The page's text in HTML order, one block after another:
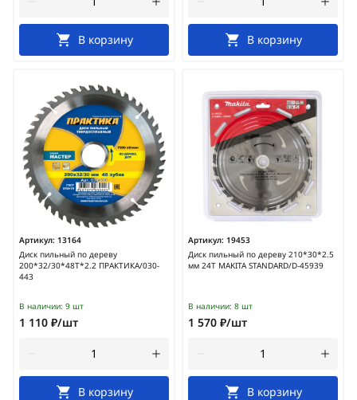
В корзину В корзину
Артикул: 13164
Диск пильный по дереву
200*32/30*48Т*2.2 ПРАКТИКА/030-
443
В наличии: 9 шт
1 110 ₽/шт
В корзину
Артикул: 19453
Диск пильный по дереву 210*30*2.5
мм 24Т MAKITA STANDARD/D-45939
В наличии: 8 шт
1 570 ₽/шт
В корзину